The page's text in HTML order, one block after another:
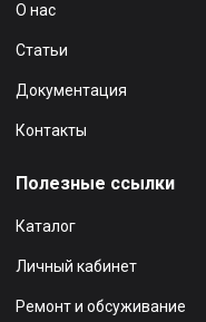
О нас
Статьи
Документация
Контакты
Полезные ссылки
Каталог
Личный кабинет
Ремонт и обсуживание